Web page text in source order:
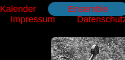
Kalender
Ensemble
Impressum